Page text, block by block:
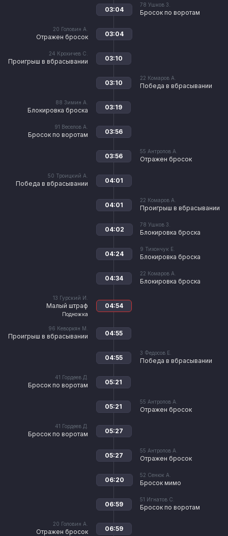
78 Ушков З.
Бросок по воротам
03:04
20 Головин А.
Отражен бросок 03:04
24 Крохичев С.
Проигрыш в вбрасывании 03:10
22 Комаров А.
Победа в вбрасывании
03:10
88 Зимин А.
Блокировка броска 03:19
91 Веселов А.
Бросок по воротам 03:56
55 Антропов А.
Отражен бросок
03:56
50 Троицкий А.
Победа в вбрасывании 04:01
22 Комаров А.
Проигрыш в вбрасывании
04:01
78 Ушков З.
Блокировка броска
04:02
9 Тихончук Е.
Блокировка броска
04:24
22 Комаров А.
Блокировка броска
04:34
13 Гурский И.
Малый штраф
Подножка
04:54
96 Кеворкян М.
Проигрыш в вбрасывании 04:55
3 Федосов Е.
Победа в вбрасывании
04:55
41 Гордеев Д.
Бросок по воротам 05:21
55 Антропов А.
Отражен бросок
05:21
41 Гордеев Д.
Бросок по воротам 05:27
55 Антропов А.
Отражен бросок
05:27
52 Сенюк А.
Бросок мимо
06:20
51 Игнатов С.
Бросок по воротам
06:59
20 Головин А.
Отражен бросок 06:59